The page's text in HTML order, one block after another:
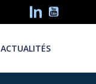
ACTUALITÉS